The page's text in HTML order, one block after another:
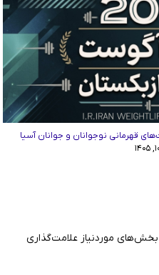
قهرمانی نوجوانان و جوانان آسیا
بخش‌های موردنیاز علامت‌گذاری